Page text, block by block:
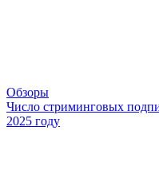
Обзоры
Число стриминговых
2025 году